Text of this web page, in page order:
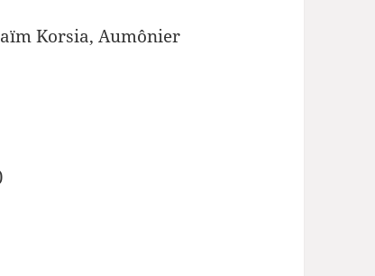
Korsia, Aumônier